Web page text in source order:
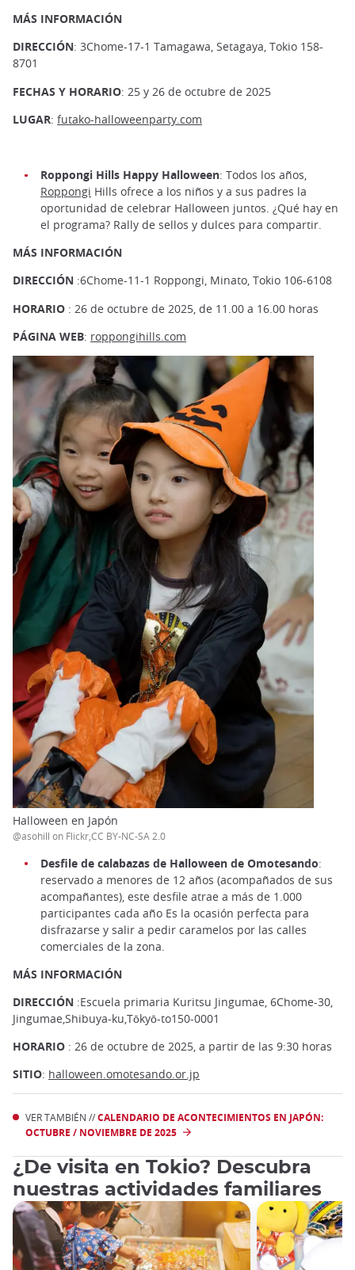
MÁS INFORMACIÓN
DIRECCIÓN: 3Chome-17-1 Tamagawa, Setagaya, Tokio 158-
8701
FECHAS Y HORARIO: 25 y 26 de octubre de 2025
LUGAR: futako-halloweenparty.com
Roppongi Hills Happy Halloween: Todos los años,
Roppongi Hills ofrece a los niños y a sus padres la
oportunidad de celebrar Halloween juntos. ¿Qué hay en
el programa? Rally de sellos y dulces para compartir.
MÁS INFORMACIÓN
DIRECCIÓN :6Chome-11-1 Roppongi, Minato, Tokio 106-6108
HORARIO : 26 de octubre de 2025, de 11.00 a 16.00 horas
PÁGINA WEB: roppongihills.com
Halloween en Japón
@asohill on Flickr,CC BY-NC-SA 2.0
Desfile de calabazas de Halloween de Omotesando:
reservado a menores de 12 años (acompañados de sus
acompañantes), este desfile atrae a más de 1.000
participantes cada año Es la ocasión perfecta para
disfrazarse y salir a pedir caramelos por las calles
comerciales de la zona.
MÁS INFORMACIÓN
DIRECCIÓN :Escuela primaria Kuritsu Jingumae, 6Chome-30,
Jingumae,Shibuya-ku,Tōkyō-to150-0001
HORARIO : 26 de octubre de 2025, a partir de las 9:30 horas
SITIO: halloween.omotesando.or.jp
VER TAMBIÉN //CALENDARIO DE ACONTECIMIENTOS EN JAPÓN:
OCTUBRE / NOVIEMBRE DE 2025
¿De visita en Tokio? Descubra
nuestras actividades familiares